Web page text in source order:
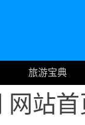
旅游宝典
网站